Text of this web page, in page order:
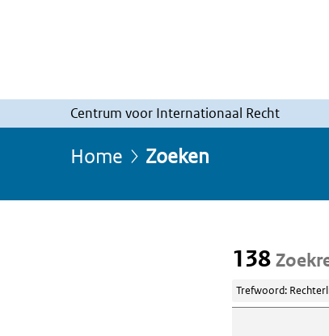
Centrum voor Internationaal Recht
Home Zoeken
138
Trefwoord: